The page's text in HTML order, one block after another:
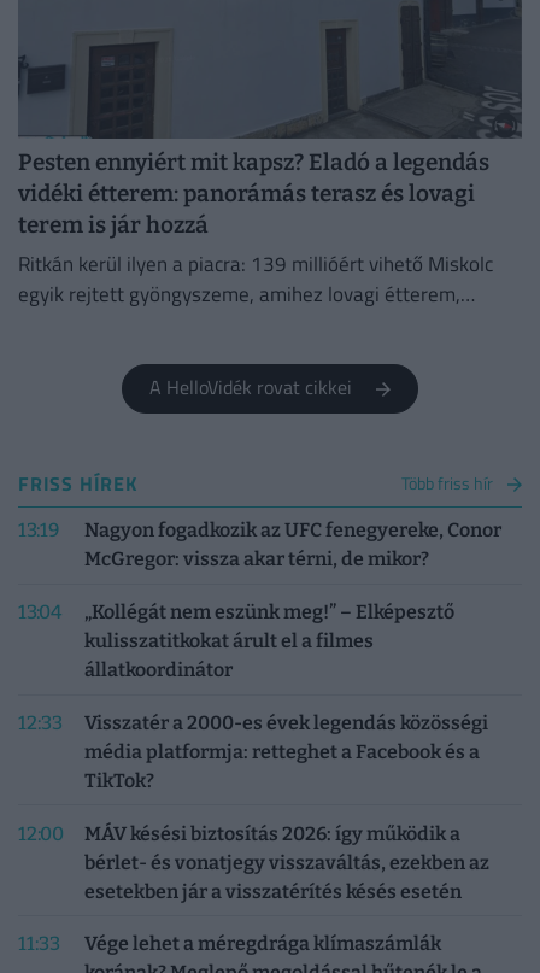
Pesten ennyiért mit kapsz? Eladó a legendás
vidéki étterem: panorámás terasz és lovagi
terem is jár hozzá
Ritkán kerül ilyen a piacra: 139 millióért vihető Miskolc
egyik rejtett gyöngyszeme, amihez lovagi étterem,
A HelloVidék rovat cikkei
FRISS HÍREK Több friss hír
13:19
Nagyon fogadkozik az UFC fenegyereke, Conor
McGregor: vissza akar térni, de mikor?
13:04
„Kollégát nem eszünk meg!” – Elképesztő
kulisszatitkokat árult el a filmes
állatkoordinátor
12:33
Visszatér a 2000-es évek legendás közösségi
média platformja: retteghet a Facebook és a
TikTok?
12:00
MÁV késési biztosítás 2026: így működik a
bérlet- és vonatjegy visszaváltás, ezekben az
esetekben jár a visszatérítés késés esetén
11:33
Vége lehet a méregdrága klímaszámlák